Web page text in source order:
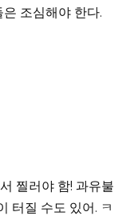
조심해야 한다.
찔러야 함! 과유불
터질 수도 있어. ㅋ